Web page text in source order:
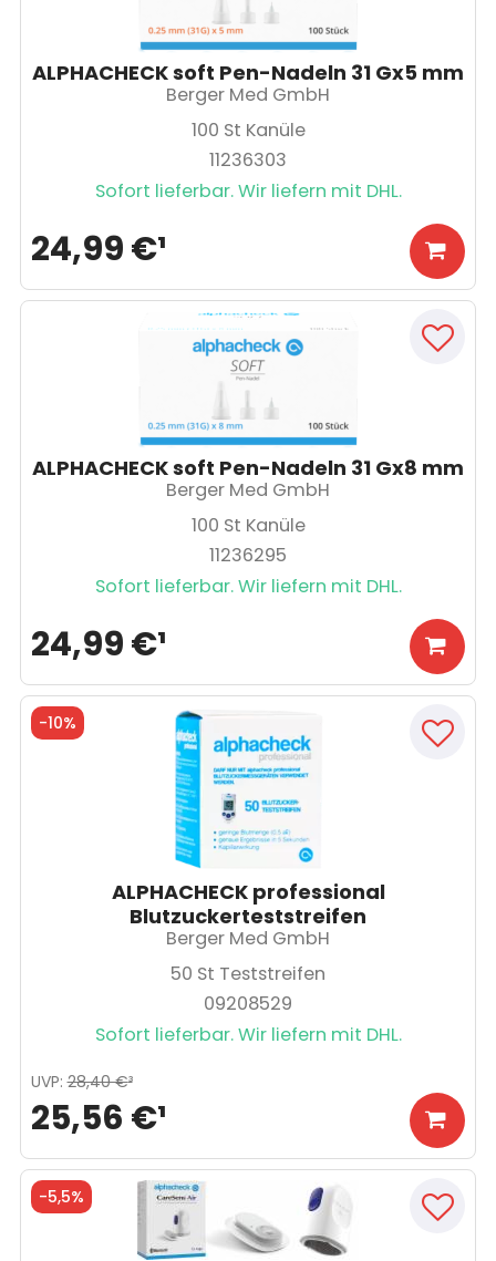
ALPHACHECK soft Pen-Nadeln 31 Gx5 mm
Berger Med GmbH
100 St Kanüle
11236303
Sofort lieferbar. Wir liefern mit DHL.
24,99 €¹
ALPHACHECK soft Pen-Nadeln 31 Gx8 mm
Berger Med GmbH
100 St Kanüle
11236295
Sofort lieferbar. Wir liefern mit DHL.
24,99 €¹
ALPHACHECK professional
Blutzuckerteststreifen
Berger Med GmbH
50 St Teststreifen
09208529
Sofort lieferbar. Wir liefern mit DHL.
25,56 €¹
UVP: 28,40 €³
-10%
-5,5%